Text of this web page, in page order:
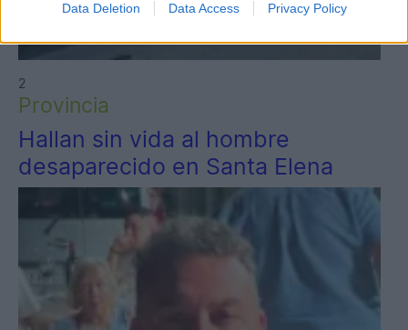
Data Deletion Data Access Privacy Policy
2
Provincia
Hallan sin vida al hombre
desaparecido en Santa Elena